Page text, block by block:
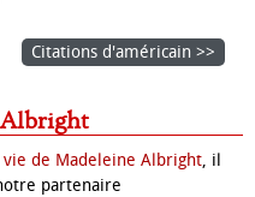
Citations d'américain >>
Albright
vie de Madeleine Albright, il
partenaire